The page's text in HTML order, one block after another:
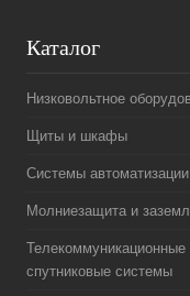
Каталог
Низковольтное
Щиты и шкафы
Системы автоматизации
Молниезащита и
Телекоммуникационные
спутниковые системы